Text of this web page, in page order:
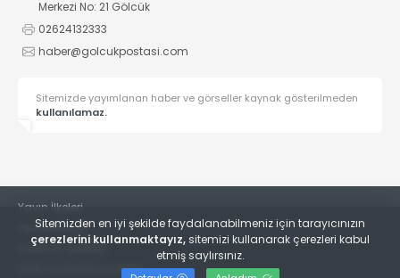
Merkezi No: 21 Gölcük
02624132333
haber@golcukpostasi.com
Sitemizde yayımlanan haber ve görseller kaynak gösterilmeden
kullanılamaz.
Yayın İlkeleri
Veri Politikası
Kullanım Şartları
KVKK Aydınlatma Metni
Sitemizden en iyi şekilde faydalanabilmeniz için tarayıcınızın
çerezlerini kullanmaktayız, sitemizi kullanarak çerezleri kabul
etmiş saylırsınız.